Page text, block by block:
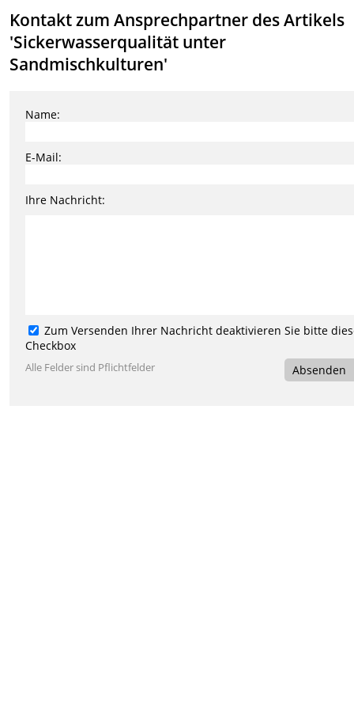
Kontakt zum Ansprechpartner des Artikels
'Sickerwasserqualität unter
Sandmischkulturen'
Name:
E-Mail:
Ihre Nachricht:
Zum Versenden Ihrer Nachricht deaktivieren Sie bitte
Checkbox
Alle Felder sind Pflichtfelder Absenden